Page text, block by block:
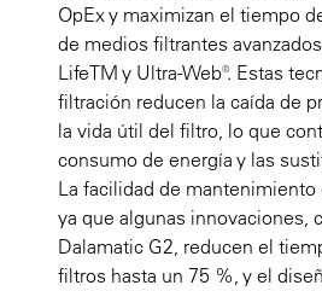
OpEx y maximizan el tiempo
de medios filtrantes
LifeTM y Ultra-Web®. Estas
filtración reducen la caída de
la vida útil del filtro, lo que
consumo de energía y las
La facilidad de mantenimiento
ya que algunas innovaciones,
Dalamatic G2, reducen el
filtros hasta un 75 %, y el